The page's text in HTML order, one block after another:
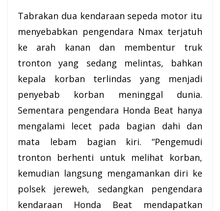
Tabrakan dua kendaraan sepeda motor itu
menyebabkan pengendara Nmax terjatuh
ke arah kanan dan membentur truk
tronton yang sedang melintas, bahkan
kepala korban terlindas yang menjadi
penyebab korban meninggal dunia.
Sementara pengendara Honda Beat hanya
mengalami lecet pada bagian dahi dan
mata lebam bagian kiri. “Pengemudi
tronton berhenti untuk melihat korban,
kemudian langsung mengamankan diri ke
polsek jereweh, sedangkan pengendara
kendaraan Honda Beat mendapatkan